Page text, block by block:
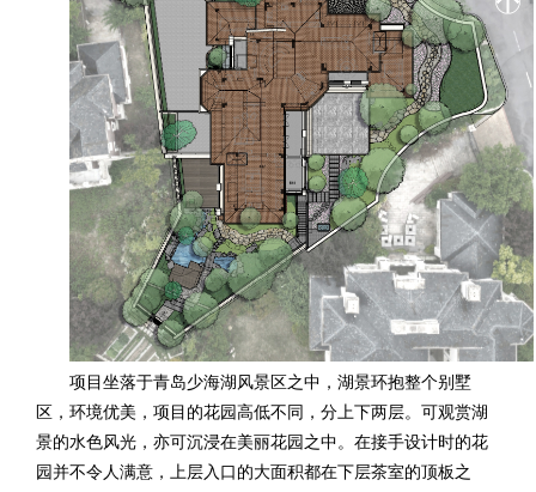
项目坐落于青岛少海湖风景区之中，湖景环抱整个别墅
区，环境优美，项目的花园高低不同，分上下两层。可观赏湖
景的水色风光，亦可沉浸在美丽花园之中。在接手设计时的花
园并不令人满意，上层入口的大面积都在下层茶室的顶板之